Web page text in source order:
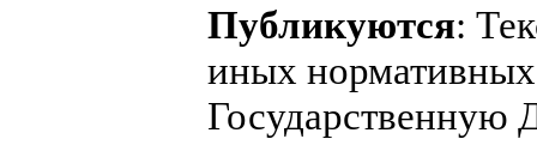
Публикуются:
иных
Государственную